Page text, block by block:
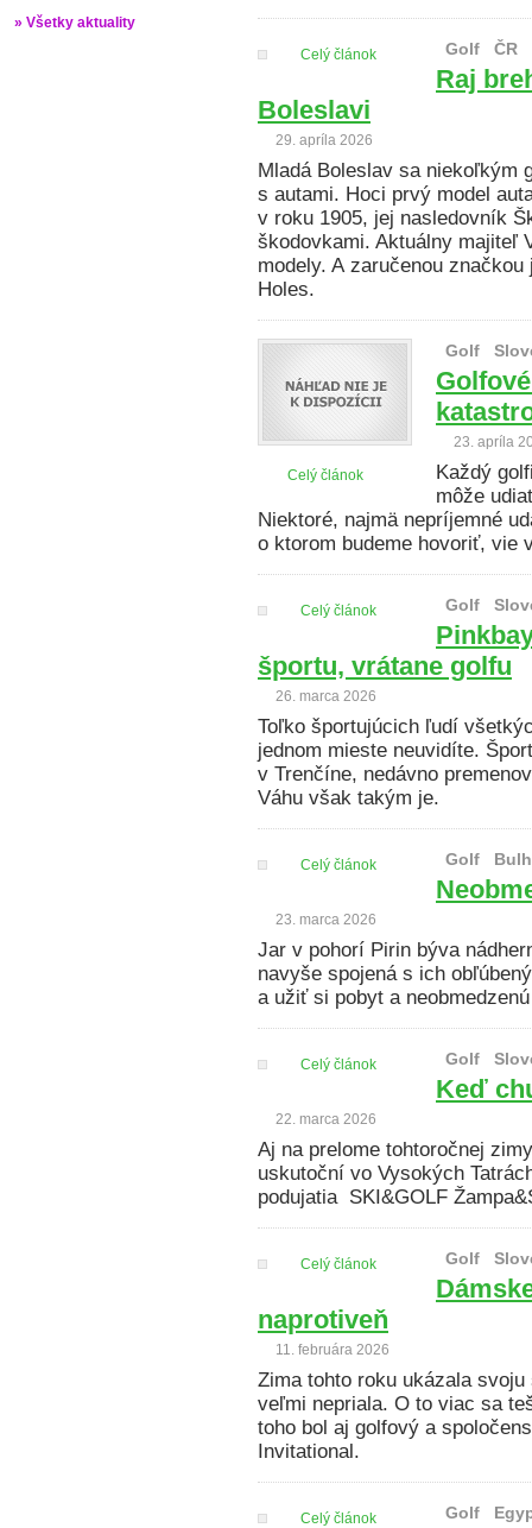
» Všetky aktuality
Celý článok Golf ČR
Raj
Boleslavi
29. apríla 2026
Mladá Boleslav sa niekoľkým
s autami. Hoci prvý model
v roku 1905, jej nasledovník
škodovkami. Aktuálny majiteľ
modely. A zaručenou
Holes.
Celý článok
Golf
23. apríla
Každý
môže
Niektoré, najmä nepríjemné
o ktorom budeme hovoriť, vie
Celý článok Golf
športu, vrátane golfu
26. marca 2026
Toľko športujúcich ľudí
jednom mieste neuvidíte.
v Trenčíne, nedávno
Váhu však takým je.
Celý článok Golf
23. marca 2026
Jar v pohorí Pirin býva
navyše spojená s ich
a užiť si pobyt a
Celý článok Golf
Keď
22. marca 2026
Aj na prelome tohtoročnej
uskutoční vo Vysokých
podujatia SKI&GOLF
Celý článok Golf
naprotiveň
11. februára 2026
Zima tohto roku ukázala
veľmi nepriala. O to viac sa
toho bol aj golfový a
Invitational.
Celý článok Golf